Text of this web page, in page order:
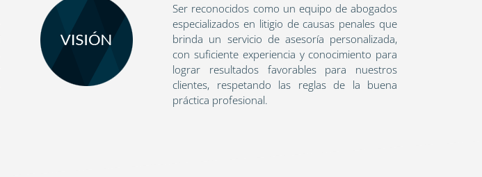
Ser reconocidos como un equipo de abogados
especializados en litigio de causas penales que
brinda un servicio de asesoría personalizada,
con suficiente experiencia y conocimiento para
lograr resultados favorables para nuestros
clientes, respetando las reglas de la buena
práctica profesional.